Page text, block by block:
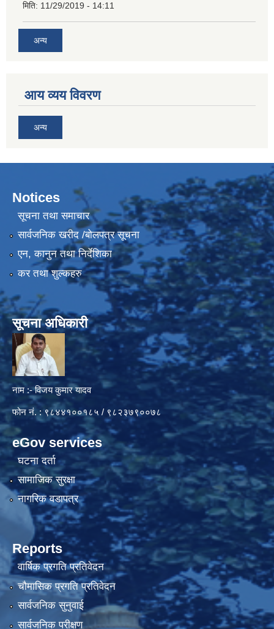
मिति: 11/29/2019 - 14:11
अन्य
आय व्यय विवरण
अन्य
Notices
सूचना तथा समाचार
सार्वजनिक खरीद /बोलपत्र सूचना
एन, कानुन तथा निर्देशिका
कर तथा शुल्कहरु
सूचना अधिकारी
नाम :- विजय कुमार यादव
फोन नं. : ९८४४१००१८५ / ९८२३७९००७८
eGov services
घटना दर्ता
सामाजिक सुरक्षा
नागरिक वडापत्र
Reports
वार्षिक प्रगति प्रतिवेदन
चौमासिक प्रगति प्रतिवेदन
सार्वजनिक सुनुवाई
सार्वजनिक परीक्षण